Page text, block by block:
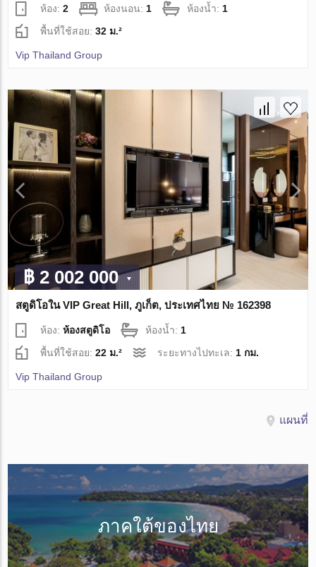
ห้อง:2 ห้องนอน:1 ห้องน้ำ:1
พื้นที่ใช้สอย:32 ม.²
Vip Thailand Group
฿ 2 002 000
สตูดิโอใน VIP Great Hill, ภูเก็ต, ประเทศไทย № 162398
ห้อง:ห้องสตูดิโอ ห้องน้ำ: 1
พื้นที่ใช้สอย:22 ม.² ระยะทางไปทะเล: 1 กม.
Vip Thailand Group
แผนที่
ภาคใต้ของไทย